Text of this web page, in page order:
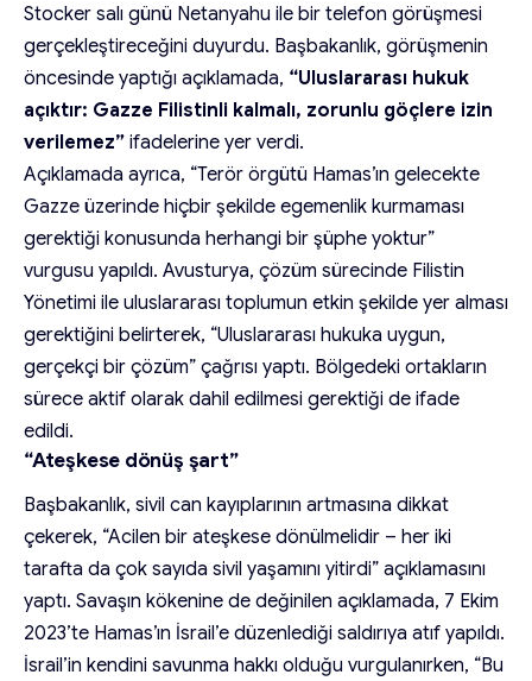
Stocker salı günü Netanyahu ile bir telefon görüşmesi
gerçekleştireceğini duyurdu. Başbakanlık, görüşmenin
öncesinde yaptığı açıklamada, “Uluslararası hukuk
açıktır: Gazze Filistinli kalmalı, zorunlu göçlere izin
verilemez” ifadelerine yer verdi.
Açıklamada ayrıca, “Terör örgütü Hamas’ın gelecekte
Gazze üzerinde hiçbir şekilde egemenlik kurmaması
gerektiği konusunda herhangi bir şüphe yoktur”
vurgusu yapıldı. Avusturya, çözüm sürecinde Filistin
Yönetimi ile uluslararası toplumun etkin şekilde yer alması
gerektiğini belirterek, “Uluslararası hukuka uygun,
gerçekçi bir çözüm” çağrısı yaptı. Bölgedeki ortakların
sürece aktif olarak dahil edilmesi gerektiği de ifade
edildi.
“Ateşkese dönüş şart”
Başbakanlık, sivil can kayıplarının artmasına dikkat
çekerek, “Acilen bir ateşkese dönülmelidir – her iki
tarafta da çok sayıda sivil yaşamını yitirdi” açıklamasını
yaptı. Savaşın kökenine de değinilen açıklamada, 7 Ekim
2023’te Hamas’ın İsrail’e düzenlediği saldırıya atıf yapıldı.
İsrail’in kendini savunma hakkı olduğu vurgulanırken, “Bu